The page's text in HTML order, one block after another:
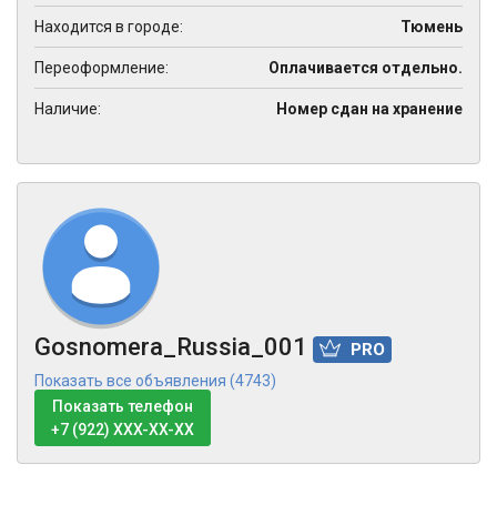
Находится в городе: Тюмень
Переоформление: Оплачивается отдельно.
Наличие: Номер сдан на хранение
Gosnomera_Russia_001 PRO
Показать все объявления (4743)
Показать телефон
+7 (922) XXX-XX-XX